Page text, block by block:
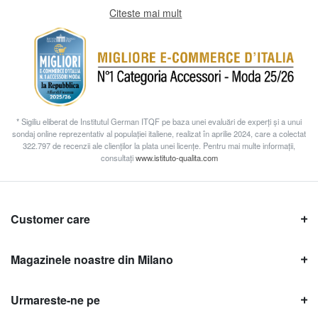
Citeste mai mult
* Sigiliu eliberat de Institutul German ITQF pe baza unei evaluări de experți și a unui
sondaj online reprezentativ al populației italiene, realizat în aprilie 2024, care a colectat
322.797 de recenzii ale clienților la plata unei licențe. Pentru mai multe informații,
consultațiwww.istituto-qualita.com
Customer care
Magazinele noastre din Milano
Urmareste-ne pe